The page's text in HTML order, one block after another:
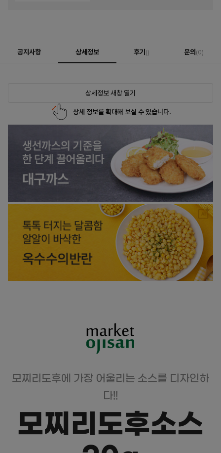
공지사항 상세정보 후기 () 문의 (0)
상세정보 새창 열기
상세 정보를 확대해 보실 수 있습니다.
모찌리도후에 가장 어울리는 소스를 디자인하
다!!
모찌리도후소스